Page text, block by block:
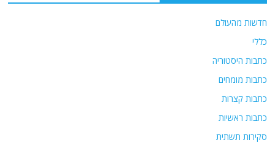
חדשות מהעולם
כללי
כתבות היסטוריה
כתבות מומחים
כתבות קצרות
כתבות ראשיות
סקירות תשתית